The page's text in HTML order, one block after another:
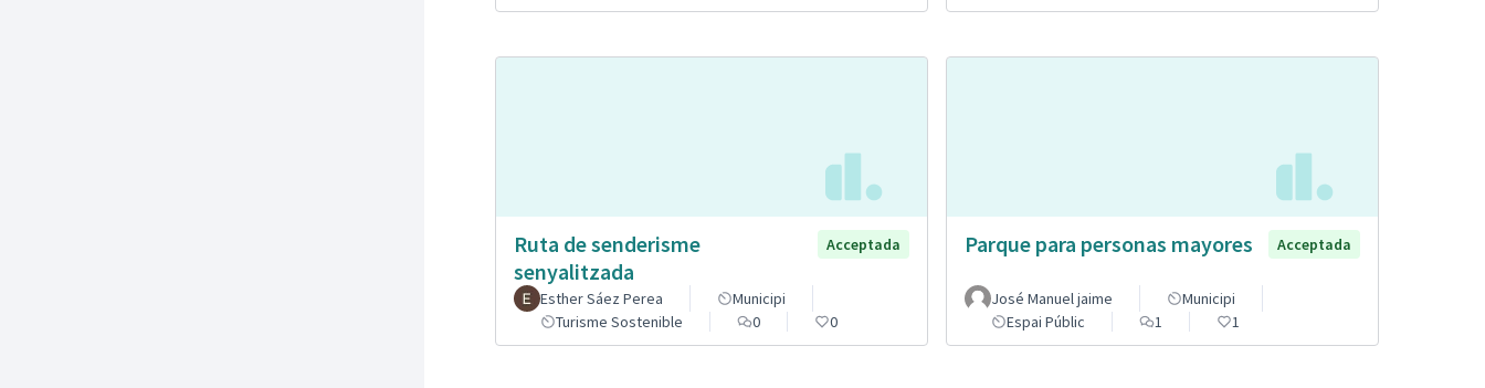
Ruta de senderisme
senyalitzada
Acceptada
Esther Sáez Perea
Municipi
Turisme Sostenible
0 0
Parque para personas mayores Acceptada
José Manuel jaime
Municipi
Espai Públic
1 1